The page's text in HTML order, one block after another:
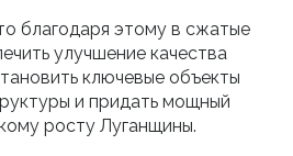
благодаря этому в сжатые
улучшение качества
ключевые объекты
и придать мощный
росту Луганщины.